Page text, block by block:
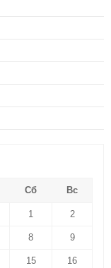
Сб Вс
1 2
8 9
15 16